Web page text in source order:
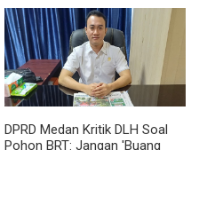
SP3 Catin
DPRD Medan Kritik DLH Soal
Pohon BRT: Jangan 'Buang